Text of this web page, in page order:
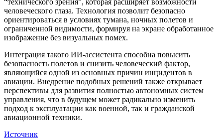
человеческого глаза. Технология позволит безопасно
ориентироваться в условиях тумана, ночных полетов и
ограниченной видимости, формируя на экране обработанное
изображение без визуальных помех.
Интеграция такого ИИ-ассистента способна повысить
безопасность полетов и снизить человеческий фактор,
являющийся одной из основных причин инцидентов в
авиации. Внедрение подобных решений также открывает
перспективы для развития полностью автономных систем
управления, что в будущем может радикально изменить
подход к эксплуатации как военной, так и гражданской
авиационной техники.
Источник